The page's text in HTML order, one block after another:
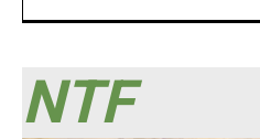
NTF